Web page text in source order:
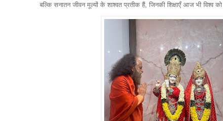
बल्कि सनातन जीवन मूल्यों के शाश्वत प्रतीक हैं, जिनकी शिक्षाएँ आज भी विश्व को